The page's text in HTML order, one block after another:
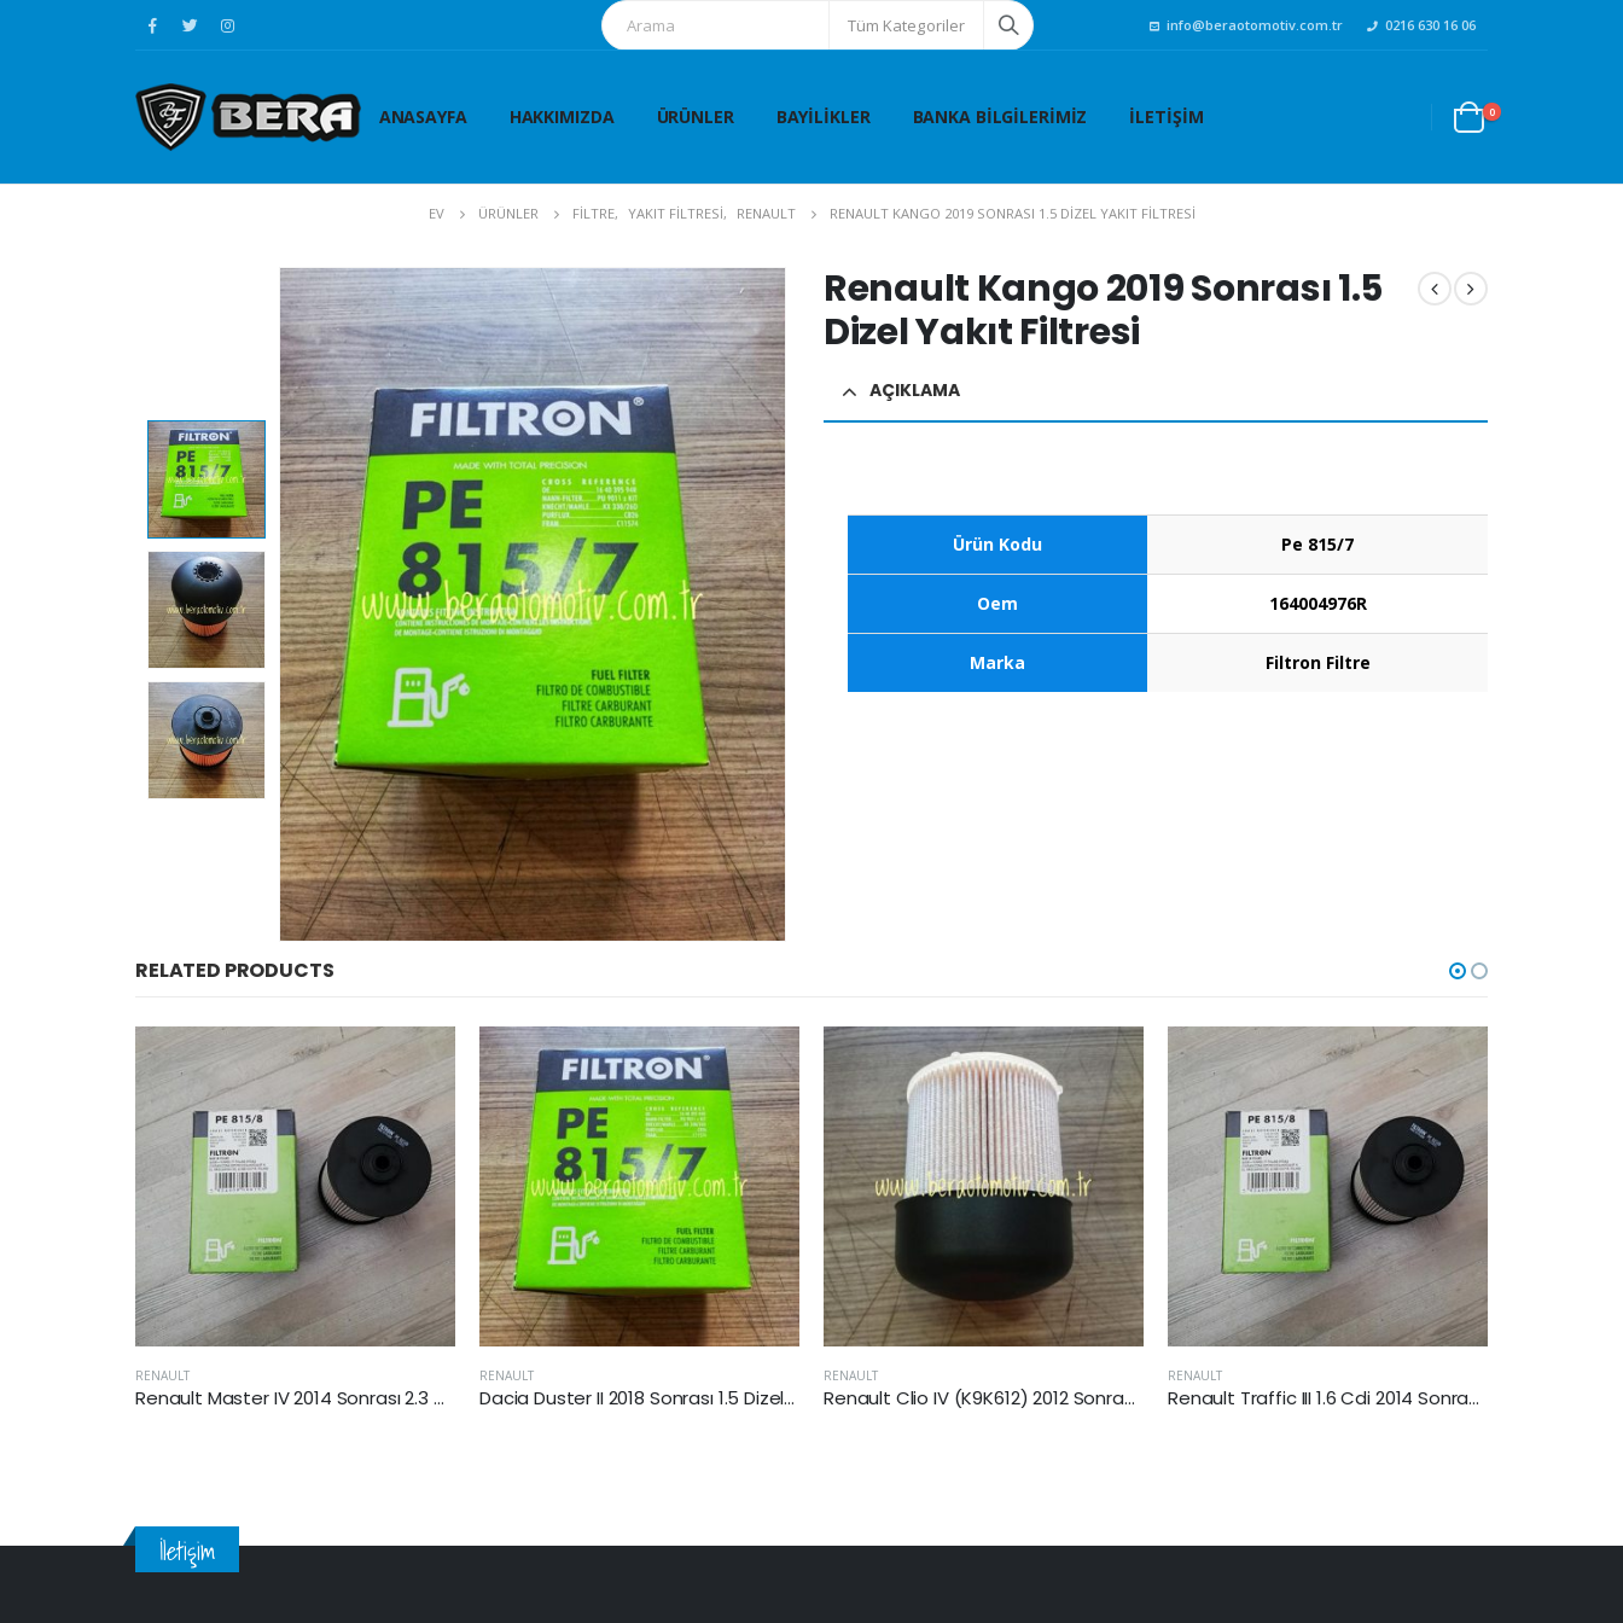
Tüm Kategoriler info@beraotomotiv.com.tr 0216 630 16 06
ANASAYFA HAKKIMIZDA ÜRÜNLER BAYILIKLER BANKA BILGILERIMIZ İLETIŞIM 0
EV ÜRÜNLER FİLTRE, YAKIT FİLTRESİ, RENAULT RENAULT KANGO 2019 SONRASI 1.5 DIZEL YAKIT FILTRESI
Renault Kango 2019 Sonrası 1.5
Dizel Yakıt Filtresi
AÇIKLAMA
Ürün Kodu Pe 815/7
Oem 164004976R
Marka Filtron Filtre
RELATED PRODUCTS
RENAULT
Dacia Duster II 2018 Sonrası 1.5 Dizel Yakıt Filtresi
RENAULT
Renault Clio IV (K9K612) 2012 Sonrası 1.5 Dizel Yakıt Filtresi
RENAULT
Renault Traffic III 1.6 Cdi 2014 Sonrası Yakıt Filtresi
RENAULT
Dacia Duster II 2018 Sonrası 1.5 Dizel Yakıt Filtresi
İletişim